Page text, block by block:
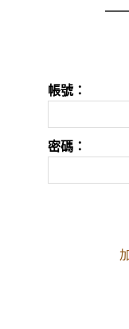
帳號：
密碼：